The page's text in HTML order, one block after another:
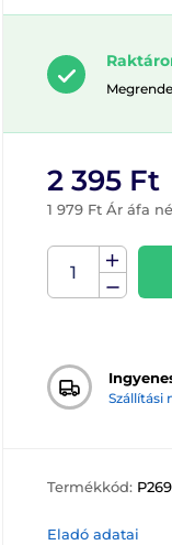
2 395 Ft
1 979 Ft Ár áfa
Szállítási
Termékkód:
Eladó adatai